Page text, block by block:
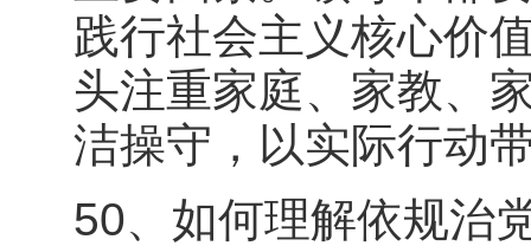
践行社会主义核心价
头注重家庭、家教、
洁操守，以实际行动
50、如何理解依规治